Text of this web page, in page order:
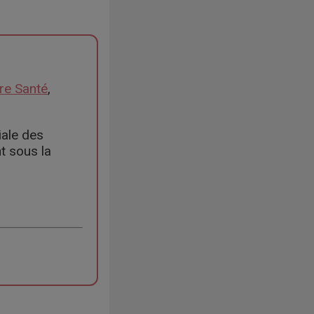
Santé,
des
sous la